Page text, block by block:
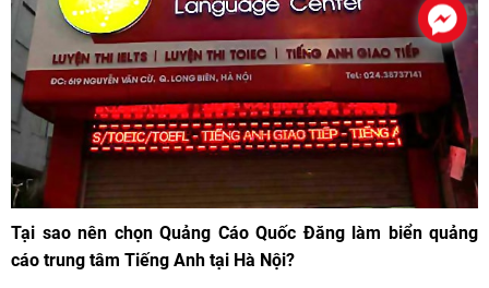
Tại sao nên chọn Quảng Cáo Quốc Đăng làm biển quảng
cáo trung tâm Tiếng Anh tại Hà Nội?